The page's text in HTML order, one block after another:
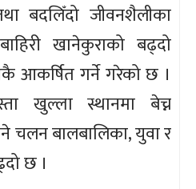
बदलिँदो जीवनशैलीका
खानेकुराको बढ्दो
आकर्षित गर्ने गरेको छ ।
खुल्ला स्थानमा बेच्न
चलन बालबालिका, युवा र
छ ।